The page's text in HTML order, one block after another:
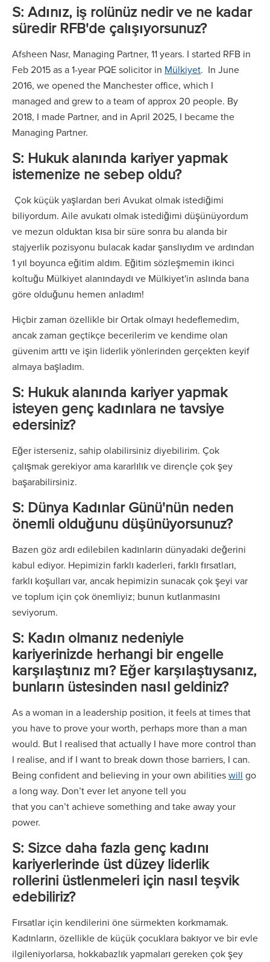
S: Adınız, iş rolünüz nedir ve ne kadar
süredir RFB'de çalışıyorsunuz?
Afsheen Nasr, Managing Partner, 11 years. I started RFB in
Feb 2015 as a 1-year PQE solicitor in Mülkiyet. In June
2016, we opened the Manchester office, which I
managed and grew to a team of approx 20 people. By
2018, I made Partner, and in April 2025, I became the
Managing Partner.
S: Hukuk alanında kariyer yapmak
istemenize ne sebep oldu?
Çok küçük yaşlardan beri Avukat olmak istediğimi
biliyordum. Aile avukatı olmak istediğimi düşünüyordum
ve mezun olduktan kısa bir süre sonra bu alanda bir
stajyerlik pozisyonu bulacak kadar şanslıydım ve ardından
1 yıl boyunca eğitim aldım. Eğitim sözleşmemin ikinci
koltuğu Mülkiyet alanındaydı ve Mülkiyet'in aslında bana
göre olduğunu hemen anladım!
Hiçbir zaman özellikle bir Ortak olmayı hedeflemedim,
ancak zaman geçtikçe becerilerim ve kendime olan
güvenim arttı ve işin liderlik yönlerinden gerçekten keyif
almaya başladım.
S: Hukuk alanında kariyer yapmak
isteyen genç kadınlara ne tavsiye
edersiniz?
Eğer isterseniz, sahip olabilirsiniz diyebilirim. Çok
çalışmak gerekiyor ama kararlılık ve dirençle çok şey
başarabilirsiniz.
S: Dünya Kadınlar Günü'nün neden
önemli olduğunu düşünüyorsunuz?
Bazen göz ardı edilebilen kadınların dünyadaki değerini
kabul ediyor. Hepimizin farklı kaderleri, farklı fırsatları,
farklı koşulları var, ancak hepimizin sunacak çok şeyi var
ve toplum için çok önemliyiz; bunun kutlanmasını
seviyorum.
S: Kadın olmanız nedeniyle
kariyerinizde herhangi bir engelle
karşılaştınız mı? Eğer karşılaştıysanız,
bunların üstesinden nasıl geldiniz?
As a woman in a leadership position, it feels at times that
you have to prove your worth, perhaps more than a man
would. But I realised that actually I have more control than
I realise, and if I want to break down those barriers, I can.
Being confident and believing in your own abilitieswill go
a long way. Don’t ever let anyone tell you
that you can’t achieve something and take away your
power.
S: Sizce daha fazla genç kadını
kariyerlerinde üst düzey liderlik
rollerini üstlenmeleri için nasıl teşvik
edebiliriz?
Fırsatlar için kendilerini öne sürmekten korkmamak.
Kadınların, özellikle de küçük çocuklara bakıyor ve bir evle
ilgileniyorlarsa, hokkabazlık yapmaları gereken çok şey